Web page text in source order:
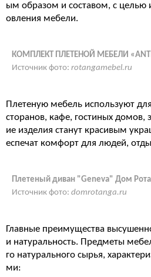
ым образом и составом, с целью
овления мебели.
КОМПЛЕКТ ПЛЕТЕНОЙ МЕБЕЛИ
Источник фото: rotangamebel.ru
Плетеную мебель используют
сторанов, кафе, гостиных домов,
ие изделия станут красивым
еспечат комфорт для людей,
Плетеный диван "Geneva" Дом
Источник фото: domrotanga.ru
Главные преимущества
и натуральность. Предметы
го натурального сырья,
ми: